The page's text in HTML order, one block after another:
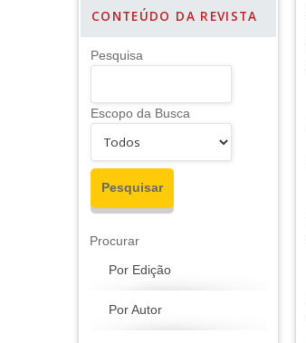
CONTEÚDO DA REVISTA
Pesquisa
Escopo da Busca
Procurar
Por Edição
Por Autor